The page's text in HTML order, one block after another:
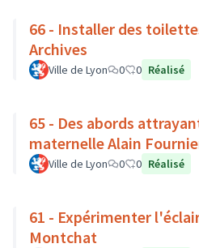
66 - Installer des
Archives
Ville de Lyon 0 0 Réalisé
65 - Des abords
maternelle Alain
Ville de Lyon 0 0 Réalisé
61 - Expérimenter
Montchat